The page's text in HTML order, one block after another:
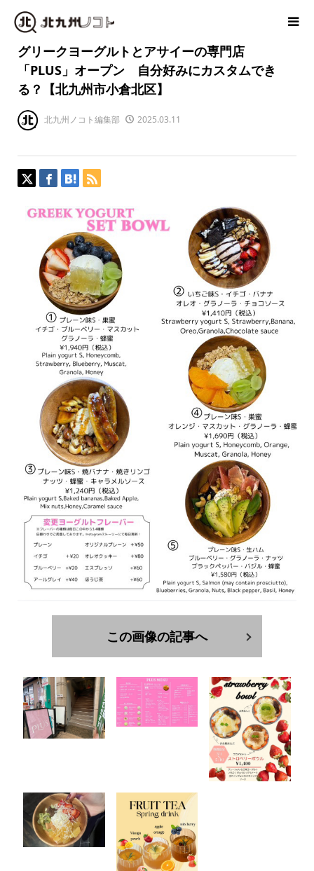
グリークヨーグルトとアサイーの専門店
「PLUS」オープン 自分好みにカスタムでき
る？【北九州市小倉北区】
北九州ノコト編集部 2025.03.11
この画像の記事へ